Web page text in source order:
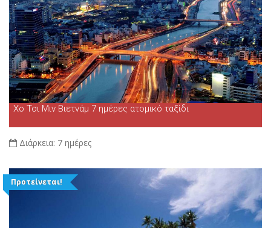
Χο Τσι Μιν Βιετνάμ 7 ημέρες ατομικό ταξίδι
Διάρκεια: 7 ημέρες
Προτείνεται!